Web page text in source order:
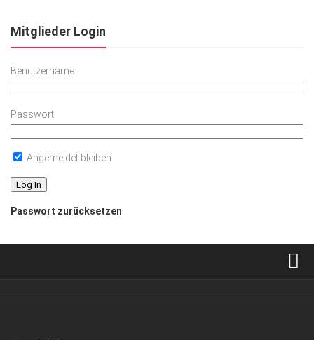
Mitglieder Login
Benutzername
Passwort
Angemeldet bleiben
Passwort zurücksetzen